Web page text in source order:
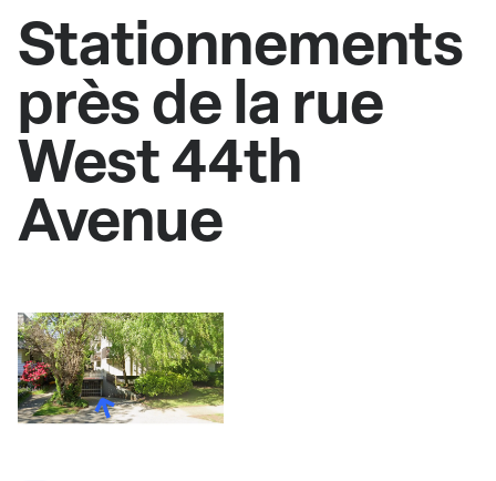
Stationnements
près de la rue
West 44th
Avenue